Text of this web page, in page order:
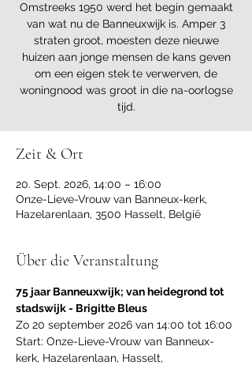
Omstreeks 1950 werd het begin gemaakt
van wat nu de Banneuxwijk is. Amper 3
straten groot, moesten deze nieuwe
huizen aan jonge mensen de kans geven
om een eigen stek te verwerven, de
woningnood was groot in die na-oorlogse
tijd.
Zeit & Ort
20. Sept. 2026, 14:00 – 16:00
Onze-Lieve-Vrouw van Banneux-kerk,
Hazelarenlaan, 3500 Hasselt, België
Über die Veranstaltung
75 jaar Banneuxwijk; van heidegrond tot
stadswijk - Brigitte Bleus
Zo 20 september 2026 van 14:00 tot 16:00
Start: Onze-Lieve-Vrouw van Banneux-
kerk, Hazelarenlaan, Hasselt,